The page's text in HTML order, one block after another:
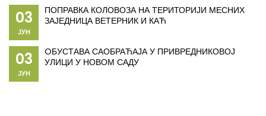
03
ЈУН
ПОПРАВКА КОЛОВОЗА НА ТЕРИТОРИЈИ МЕСНИХ
ЗАЈЕДНИЦА ВЕТЕРНИК И КАЋ
03
ЈУН
OБУСТАВА САОБРАЋАЈА У ПРИВРЕДНИКОВОЈ
УЛИЦИ У НОВОМ САДУ